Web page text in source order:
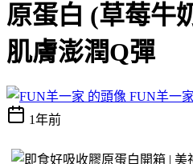
原蛋白 (草莓牛
肌膚澎潤Q彈
FUN羊一家
1年前